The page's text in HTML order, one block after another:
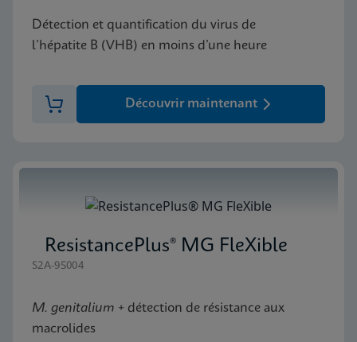
Détection et quantification du virus de
l’hépatite B (VHB) en moins d’une heure
Découvrir maintenant
ResistancePlus® MG FleXible
S2A-95004
M. genitalium + détection de résistance aux
macrolides